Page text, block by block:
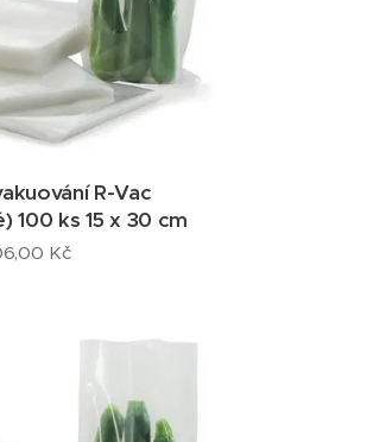
R-Vac
100 ks 15 x 30 cm
Kč